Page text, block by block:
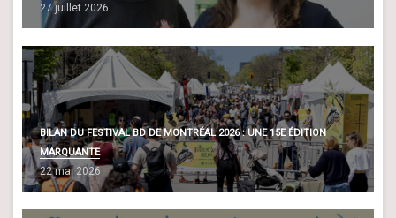
27 juillet 2026
BILAN DU FESTIVAL BD DE MONTRÉAL 2026 : UNE 15E ÉDITION
MARQUANTE
22 mai 2026